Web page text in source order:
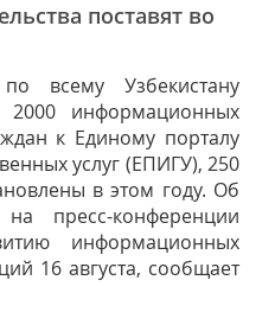
поставят во
всему Узбекистану
2000 информационных
к Единому порталу
услуг (ЕПИГУ), 250
в этом году. Об
пресс-конференции
информационных
16 августа, сообщает